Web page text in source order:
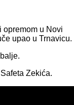
opremom u Novi
upao u Trnavicu.
Zekića.